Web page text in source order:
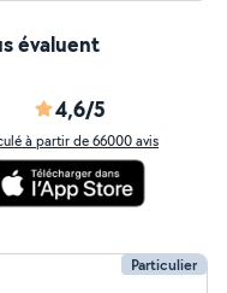
évaluent
4,6/5
à partir de 66000 avis
Particulier